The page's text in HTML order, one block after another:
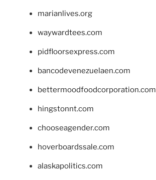
marianlives.org
waywardtees.com
pidfloorsexpress.com
bancodevenezuelaen.com
bettermoodfoodcorporation.com
hingstonnt.com
chooseagender.com
hoverboardssale.com
alaskapolitics.com